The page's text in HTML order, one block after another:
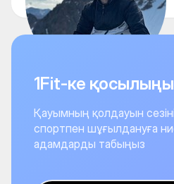
1Fit-ке
Қауымның қолдауын
спортпен шұғылдануға
адамдарды табыңыз